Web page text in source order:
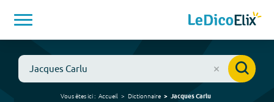
Vous êtes ici : Accueil Dictionnaire Jacques Carlu